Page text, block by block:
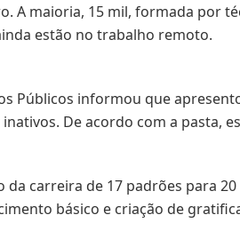
A maioria, 15 mil, formada por
estão no trabalho remoto.
Públicos informou que
De acordo com a
carreira de 17 padrões para
básico e criação de